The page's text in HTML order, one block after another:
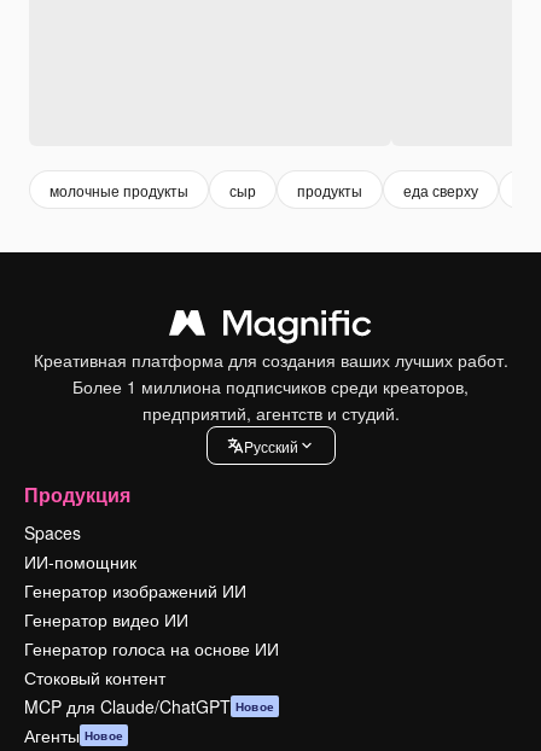
молочные продукты сыр продукты еда сверху
Креативная платформа для создания ваших лучших работ.
Более 1 миллиона подписчиков среди креаторов,
предприятий, агентств и студий.
Pусский
Продукция
Spaces
ИИ-помощник
Генератор изображений ИИ
Генератор видео ИИ
Генератор голоса на основе ИИ
Стоковый контент
MCP для Claude/ChatGPT Новое
Агенты Новое